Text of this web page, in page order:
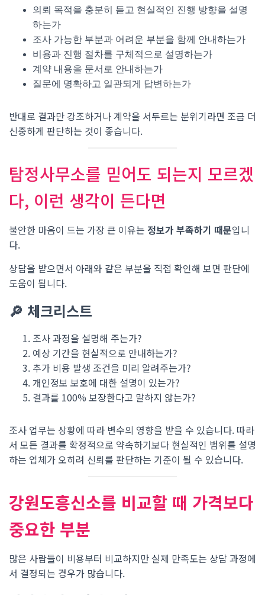
의뢰 목적을 충분히 듣고 현실적인 진행 방향을 설명
하는가
조사 가능한 부분과 어려운 부분을 함께 안내하는가
비용과 진행 절차를 구체적으로 설명하는가
계약 내용을 문서로 안내하는가
질문에 명확하고 일관되게 답변하는가
반대로 결과만 강조하거나 계약을 서두르는 분위기라면 조금 더
신중하게 판단하는 것이 좋습니다.
탐정사무소를 믿어도 되는지 모르겠
다, 이런 생각이 든다면
불안한 마음이 드는 가장 큰 이유는 정보가 부족하기 때문입니
다.
상담을 받으면서 아래와 같은 부분을 직접 확인해 보면 판단에
도움이 됩니다.
🔎 체크리스트
조사 과정을 설명해 주는가?
예상 기간을 현실적으로 안내하는가?
추가 비용 발생 조건을 미리 알려주는가?
개인정보 보호에 대한 설명이 있는가?
결과를 100% 보장한다고 말하지 않는가?
조사 업무는 상황에 따라 변수의 영향을 받을 수 있습니다. 따라
서 모든 결과를 확정적으로 약속하기보다 현실적인 범위를 설명
하는 업체가 오히려 신뢰를 판단하는 기준이 될 수 있습니다.
강원도흥신소를 비교할 때 가격보다
중요한 부분
많은 사람들이 비용부터 비교하지만 실제 만족도는 상담 과정에
서 결정되는 경우가 많습니다.